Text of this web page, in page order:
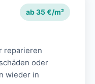
ab 35 €/m²
reparieren
oder
wieder in